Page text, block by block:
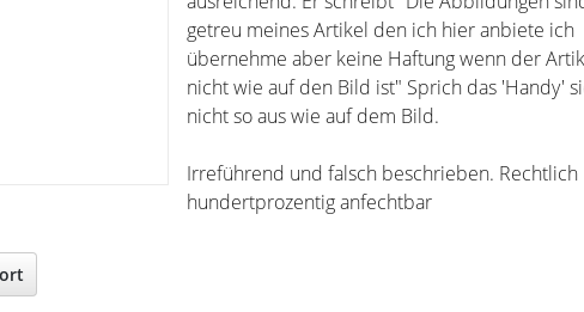
getreu meines Artikel den ich hier anbiete ich
übernehme aber keine Haftung wenn der
nicht wie auf den Bild ist" Sprich das 'Handy'
nicht so aus wie auf dem Bild.
Irreführend und falsch beschrieben. Rechtlich
hundertprozentig anfechtbar